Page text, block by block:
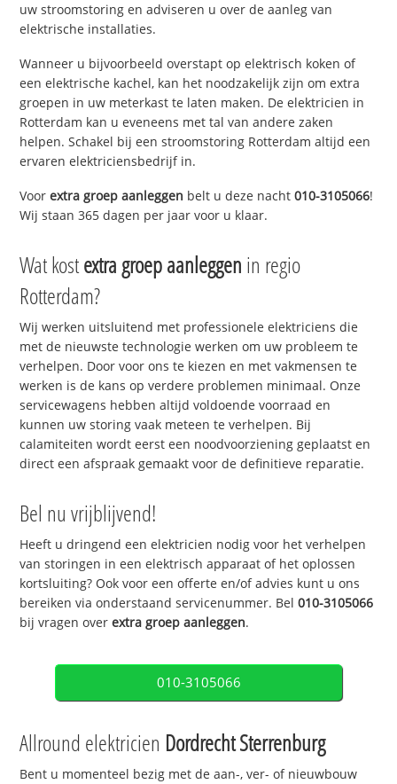
uw stroomstoring en adviseren u over de aanleg van
elektrische installaties.
Wanneer u bijvoorbeeld overstapt op elektrisch koken of
een elektrische kachel, kan het noodzakelijk zijn om extra
groepen in uw meterkast te laten maken. De elektricien in
Rotterdam kan u eveneens met tal van andere zaken
helpen. Schakel bij een stroomstoring Rotterdam altijd een
ervaren elektriciensbedrijf in.
Voorextra groep aanleggen belt u deze nacht010-3105066!
Wij staan 365 dagen per jaar voor u klaar.
Wat kostextra groep aanleggen in regio
Rotterdam?
Wij werken uitsluitend met professionele elektriciens die
met de nieuwste technologie werken om uw probleem te
verhelpen. Door voor ons te kiezen en met vakmensen te
werken is de kans op verdere problemen minimaal. Onze
servicewagens hebben altijd voldoende voorraad en
kunnen uw storing vaak meteen te verhelpen. Bij
calamiteiten wordt eerst een noodvoorziening geplaatst en
direct een afspraak gemaakt voor de definitieve reparatie.
Bel nu vrijblijvend!
Heeft u dringend een elektricien nodig voor het verhelpen
van storingen in een elektrisch apparaat of het oplossen
kortsluiting? Ook voor een offerte en/of advies kunt u ons
bereiken via onderstaand servicenummer. Bel010-3105066
bij vragen overextra groep aanleggen.
010-3105066
Allround elektricien Dordrecht Sterrenburg
Bent u momenteel bezig met de aan-, ver- of nieuwbouw